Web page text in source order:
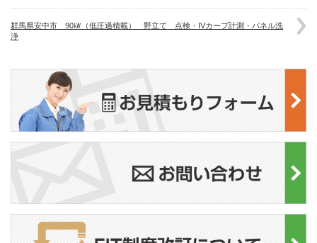
群馬県安中市 90㎾（低圧過積載） 野立て 点検・IVカーブ計測・パネル洗
浄